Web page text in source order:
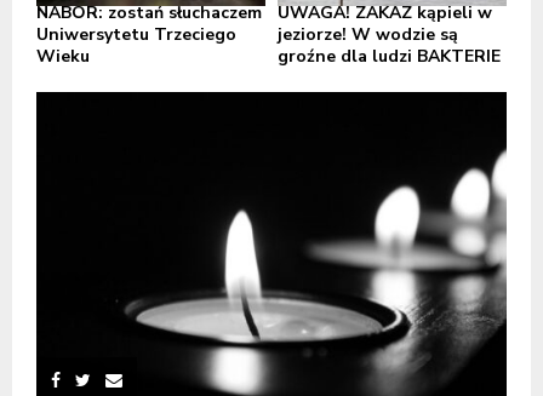
NABÓR: zostań słuchaczem
Uniwersytetu Trzeciego
Wieku
UWAGA! ZAKAZ kąpieli w
jeziorze! W wodzie są
groźne dla ludzi BAKTERIE